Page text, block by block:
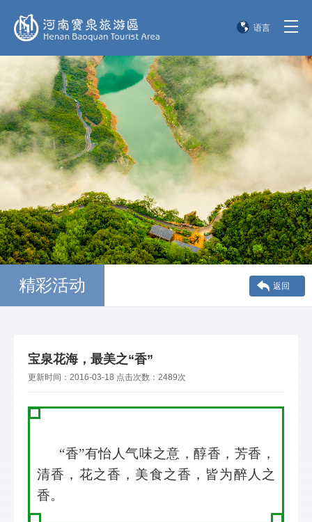
语言
English
한국어
日本語
精彩活动 返回
宝泉花海，最美之“香”
更新时间： 2016-03-18 点击次数： 2489次
“香”有怡人气味之意，醇香，芳香，
清香，花之香，美食之香，皆为醉人之
香。